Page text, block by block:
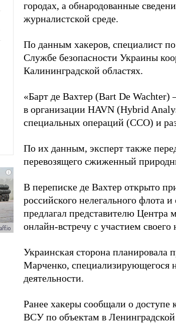
городах, а обнародованные
журналистской среде.
По данным хакеров, специалист
Службе безопасности Украины
Калининградской областях.
«Барт де Вахтер (Bart De Wachter)
в организации HAVN (Hybrid
специальных операций (ССО) и
По их данным, эксперт также
перевозящего сжиженный
В переписке де Вахтер открыто
российского нелегального флота
предлагал представителю Центра
онлайн-встречу с участием своего
Украинская сторона
Марченко, специализирующегося
деятельности.
Ранее хакеры сообщали о
ВСУ по объектам в Ленинградской